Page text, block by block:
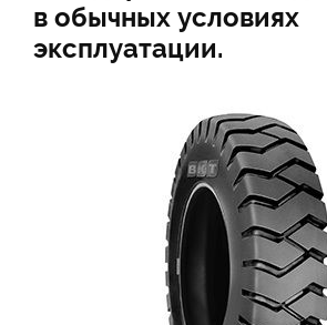
в обычных условиях
эксплуатации.